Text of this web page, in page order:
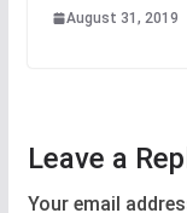
August 31, 2019
Leave a
Your email